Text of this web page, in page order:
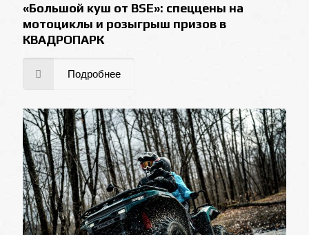
«Большой куш от BSE»: спеццены на
мотоциклы и розыгрыш призов в
КВАДРОПАРК
Подробнее